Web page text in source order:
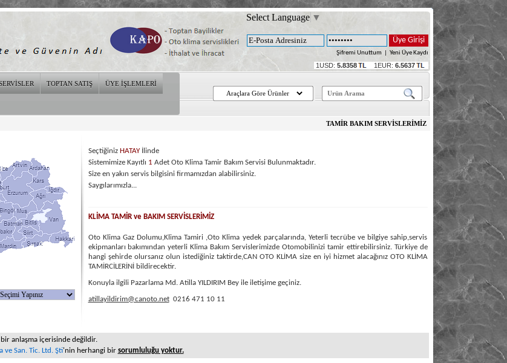
Select Language ▼
Şifremi Unuttum Yeni Üye Kaydı
1USD: 5.8358 1EUR: 6.5637
TOPTAN SATIŞ ÜYE İŞLEMLERİ
TAMİR BAKIM SERVİSLERİMİZ
Seçtiğiniz HATAYİlinde
Sistemimize Kayıtlı 1 Adet Oto Klima Tamir Bakım Servisi Bulunmaktadır.
Size en yakın servis bilgisini firmamızdan alabilirsiniz.
Saygılarımızla...
KLİMA TAMİR ve BAKIM SERVİSLERİMİZ
Oto Klima Gaz Dolumu,Klima Tamiri ,Oto Klima yedek parçalarında, Yeterli tecrübe ve bilgiye sahip,servis
ekipmanları bakımından yeterli Klima Bakım Servislerimizde Otomobilinizi tamir ettirebilirsiniz. Türkiye de
hangi şehirde olursanız olun istediğiniz taktirde,CAN OTO KLİMA size en iyi hizmet alacağınız OTO KLİMA
TAMİRCİLERİNİ bildirecektir.
Konuyla ilgili Pazarlama Md. Atilla YILDIRIM Bey ile iletişime geçiniz.
atillayildirim@canoto.net0216 471 10 11
anlaşma içerisinde değildir.
ve San. Tic. Ltd. Şti'nin herhangi bir sorumluluğu yoktur.